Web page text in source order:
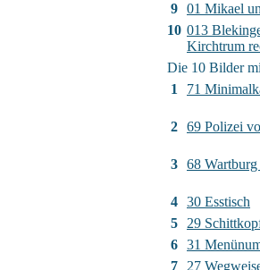
9 01 Mikael
10 013
Kirchtrum
Die 10 Bilder
1
71
2 69 Polizei
3 68
4 30 Esstisch
5
29
6 31
7
27